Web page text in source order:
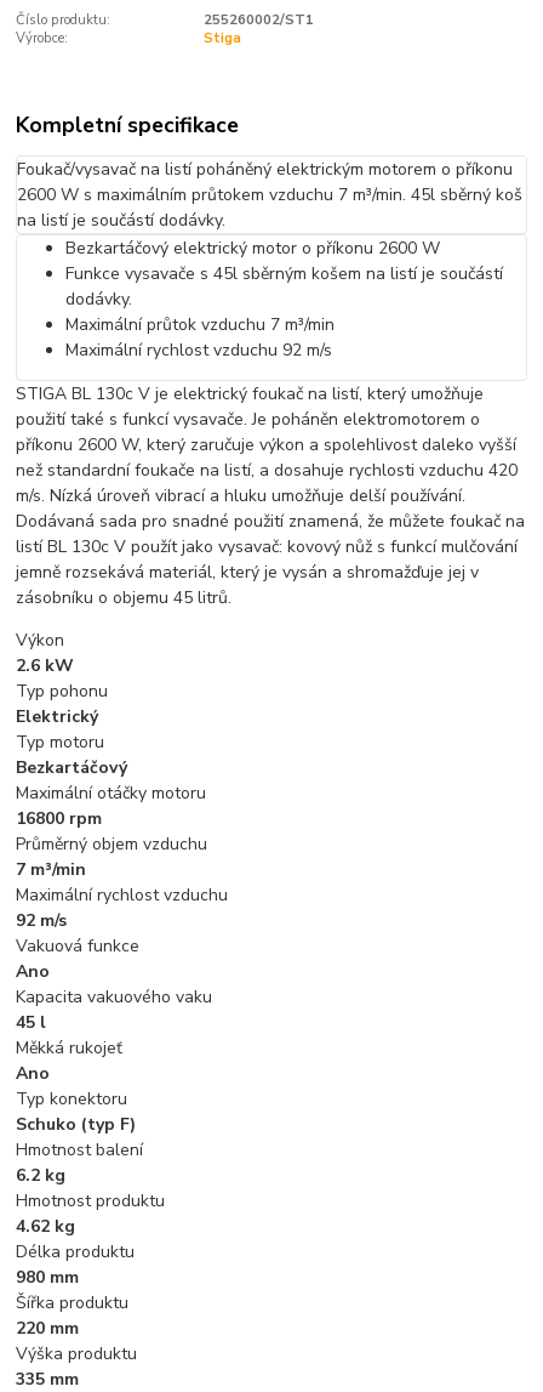
Číslo produktu:
255260002/ST1
Výrobce:
Stiga
Kompletní specifikace
Foukač/vysavač na listí poháněný elektrickým motorem o příkonu
2600 W s maximálním průtokem vzduchu 7 m³/min. 45l sběrný koš
na listí je součástí dodávky.
Bezkartáčový elektrický motor o příkonu 2600 W
Funkce vysavače s 45l sběrným košem na listí je součástí
dodávky.
Maximální průtok vzduchu 7 m³/min
Maximální rychlost vzduchu 92 m/s
STIGA BL 130c V je elektrický foukač na listí, který umožňuje
použití také s funkcí vysavače. Je poháněn elektromotorem o
příkonu 2600 W, který zaručuje výkon a spolehlivost daleko vyšší
než standardní foukače na listí, a dosahuje rychlosti vzduchu 420
m/s. Nízká úroveň vibrací a hluku umožňuje delší používání.
Dodávaná sada pro snadné použití znamená, že můžete foukač na
listí BL 130c V použít jako vysavač: kovový nůž s funkcí mulčování
jemně rozsekává materiál, který je vysán a shromažďuje jej v
zásobníku o objemu 45 litrů.
Výkon
2.6 kW
Typ pohonu
Elektrický
Typ motoru
Bezkartáčový
Maximální otáčky motoru
16800 rpm
Průměrný objem vzduchu
7 m³/min
Maximální rychlost vzduchu
92 m/s
Vakuová funkce
Ano
Kapacita vakuového vaku
45 l
Měkká rukojeť
Ano
Typ konektoru
Schuko (typ F)
Hmotnost balení
6.2 kg
Hmotnost produktu
4.62 kg
Délka produktu
980 mm
Šířka produktu
220 mm
Výška produktu
335 mm